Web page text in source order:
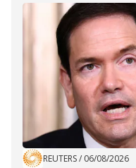
REUTERS/ 06/08/2026